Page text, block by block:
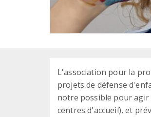
L'association pour la
projets de défense
notre possible pour
centres d'accueil), et